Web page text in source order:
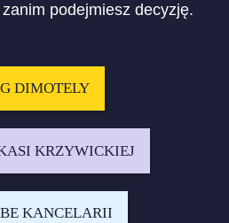
podejmiesz decyzję.
DIMOTELY
KRZYWICKIEJ
KANCELARII